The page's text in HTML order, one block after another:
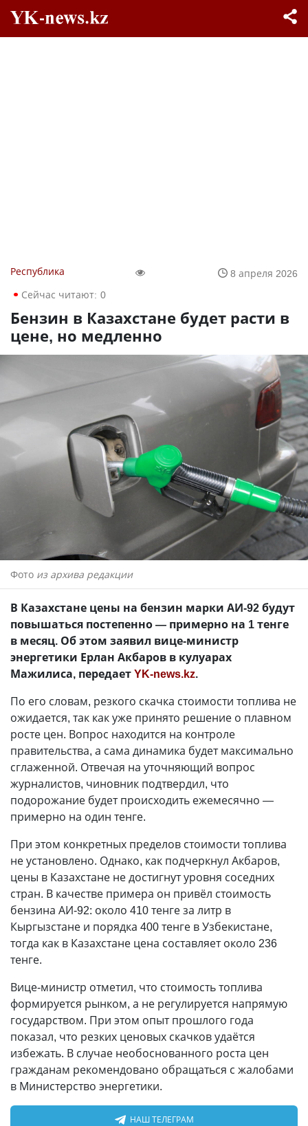
Республика
8 апреля 2026
Сейчас читают: 0
Бензин в Казахстане будет расти в
цене, но медленно
Фото из архива редакции
В Казахстане цены на бензин марки АИ-92 будут
повышаться постепенно — примерно на 1 тенге
в месяц. Об этом заявил вице-министр
энергетики Ерлан Акбаров в кулуарах
Мажилиса, передаетYK-news.kz.
По его словам, резкого скачка стоимости топлива не
ожидается, так как уже принято решение о плавном
росте цен. Вопрос находится на контроле
правительства, а сама динамика будет максимально
сглаженной. Отвечая на уточняющий вопрос
журналистов, чиновник подтвердил, что
подорожание будет происходить ежемесячно —
примерно на один тенге.
При этом конкретных пределов стоимости топлива
не установлено. Однако, как подчеркнул Акбаров,
цены в Казахстане не достигнут уровня соседних
стран. В качестве примера он привёл стоимость
бензина АИ-92: около 410 тенге за литр в
Кыргызстане и порядка 400 тенге в Узбекистане,
тогда как в Казахстане цена составляет около 236
тенге.
Вице-министр отметил, что стоимость топлива
формируется рынком, а не регулируется напрямую
государством. При этом опыт прошлого года
показал, что резких ценовых скачков удаётся
избежать. В случае необоснованного роста цен
гражданам рекомендовано обращаться с жалобами
в Министерство энергетики.
НАШ ТЕЛЕГРАМ